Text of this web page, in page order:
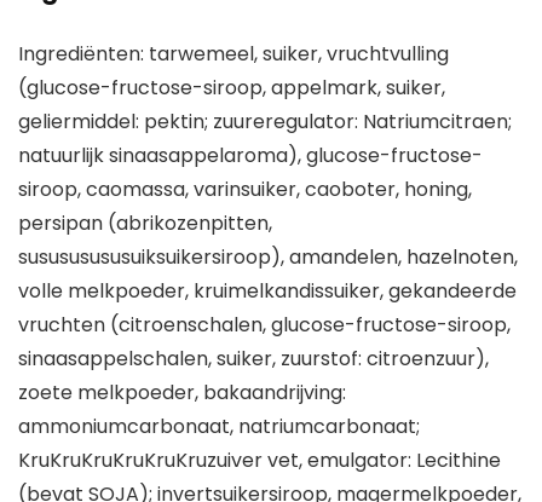
Ingrediënten: tarwemeel, suiker, vruchtvulling
(glucose-fructose-siroop, appelmark, suiker,
geliermiddel: pektin; zuureregulator: Natriumcitraen;
natuurlijk sinaasappelaroma), glucose-fructose-
siroop, caomassa, varinsuiker, caoboter, honing,
persipan (abrikozenpitten,
susususususuiksuikersiroop), amandelen, hazelnoten,
volle melkpoeder, kruimelkandissuiker, gekandeerde
vruchten (citroenschalen, glucose-fructose-siroop,
sinaasappelschalen, suiker, zuurstof: citroenzuur),
zoete melkpoeder, bakaandrijving:
ammoniumcarbonaat, natriumcarbonaat;
KruKruKruKruKruKruzuiver vet, emulgator: Lecithine
(bevat SOJA); invertsuikersiroop, magermelkpoeder,